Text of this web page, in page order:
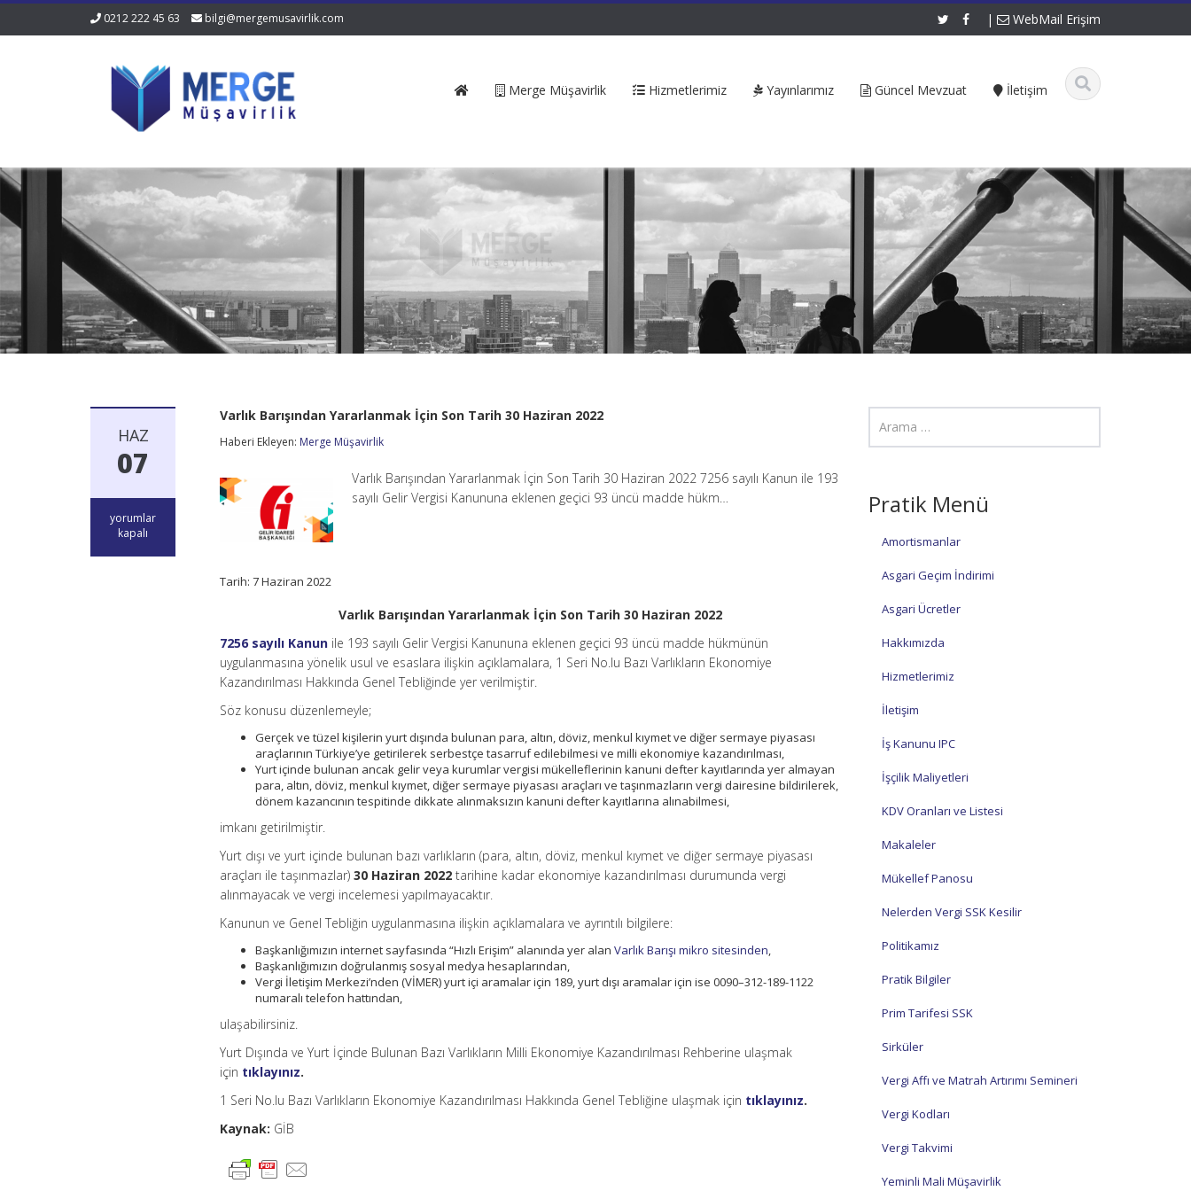
0212 222 45 63 bilgi@mergemusavirlik.com | WebMail Erişim
Merge Müşavirlik Hizmetlerimiz Yayınlarımız Güncel Mevzuat İletişim
HAZ
07
Varlık
Barışından
yorumlar
kapalı
Varlık Barışından Yararlanmak İçin Son Tarih 30 Haziran 2022
Haberi Ekleyen: Merge Müşavirlik
Varlık Barışından Yararlanmak İçin Son Tarih 30 Haziran 2022 7256 sayılı Kanun ile 193
sayılı Gelir Vergisi Kanununa eklenen geçici 93 üncü madde hükm…
Tarih: 7 Haziran 2022
Varlık Barışından Yararlanmak İçin Son Tarih 30 Haziran 2022
7256 sayılı Kanun ile 193 sayılı Gelir Vergisi Kanununa eklenen geçici 93 üncü madde hükmünün
uygulanmasına yönelik usul ve esaslara ilişkin açıklamalara, 1 Seri No.lu Bazı Varlıkların Ekonomiye
Kazandırılması Hakkında Genel Tebliğinde yer verilmiştir.
Söz konusu düzenlemeyle;
Gerçek ve tüzel kişilerin yurt dışında bulunan para, altın, döviz, menkul kıymet ve diğer sermaye piyasası
araçlarının Türkiye’ye getirilerek serbestçe tasarruf edilebilmesi ve milli ekonomiye kazandırılması,
Yurt içinde bulunan ancak gelir veya kurumlar vergisi mükelleflerinin kanuni defter kayıtlarında yer almayan
para, altın, döviz, menkul kıymet, diğer sermaye piyasası araçları ve taşınmazların vergi dairesine bildirilerek,
dönem kazancının tespitinde dikkate alınmaksızın kanuni defter kayıtlarına alınabilmesi,
imkanı getirilmiştir.
Yurt dışı ve yurt içinde bulunan bazı varlıkların (para, altın, döviz, menkul kıymet ve diğer sermaye piyasası
araçları ile taşınmazlar)30 Haziran 2022 tarihine kadar ekonomiye kazandırılması durumunda vergi
alınmayacak ve vergi incelemesi yapılmayacaktır.
Kanunun ve Genel Tebliğin uygulanmasına ilişkin açıklamalara ve ayrıntılı bilgilere:
Başkanlığımızın internet sayfasında “Hızlı Erişim” alanında yer alanVarlık Barışı mikro sitesinden
Başkanlığımızın doğrulanmış sosyal medya hesaplarından,
Vergi İletişim Merkezi’nden (VİMER) yurt içi aramalar için 189, yurt dışı aramalar için ise 0090–312-189-1122
numaralı telefon hattından,
ulaşabilirsiniz.
Yurt Dışında ve Yurt İçinde Bulunan Bazı Varlıkların Milli Ekonomiye Kazandırılması Rehberine ulaşmak
için tıklayınız.
1 Seri No.lu Bazı Varlıkların Ekonomiye Kazandırılması Hakkında Genel Tebliğine ulaşmak için tıklayınız.
Kaynak: GİB
Pratik Menü
Amortismanlar
Asgari Geçim İndirimi
Asgari Ücretler
Hakkımızda
Hizmetlerimiz
İletişim
İş Kanunu IPC
İşçilik Maliyetleri
KDV Oranları ve Listesi
Makaleler
Mükellef Panosu
Nelerden Vergi SSK Kesilir
Politikamız
Pratik Bilgiler
Prim Tarifesi SSK
Sirküler
Vergi Affı ve Matrah Artırımı Semineri
Vergi Kodları
Vergi Takvimi
Yeminli Mali Müşavirlik